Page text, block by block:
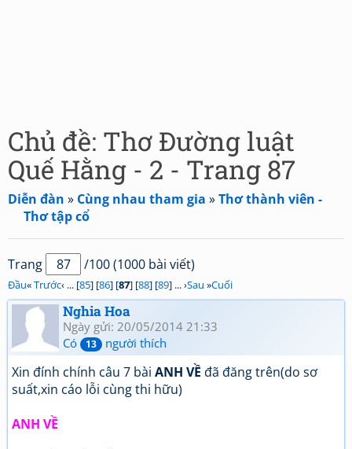
Chủ đề: Thơ Đường luật
Quế Hằng - 2 - Trang 87
Diễn đàn » Cùng nhau tham gia »Thơ thành viên -
Thơ tập cổ
Trang /100 (1000 bài viết)
Đầu«Trước‹ ... [85] [86] [87] [88] [89] ... ›Sau »Cuối
Nghia Hoa
Ngày gửi: 20/05/2014 21:33
Có
13 người thích
Xin đính chính câu 7 bài ANH VỀ đã đăng trên(do sơ
suất,xin cáo lỗi cùng thi hữu)
ANH VỀ